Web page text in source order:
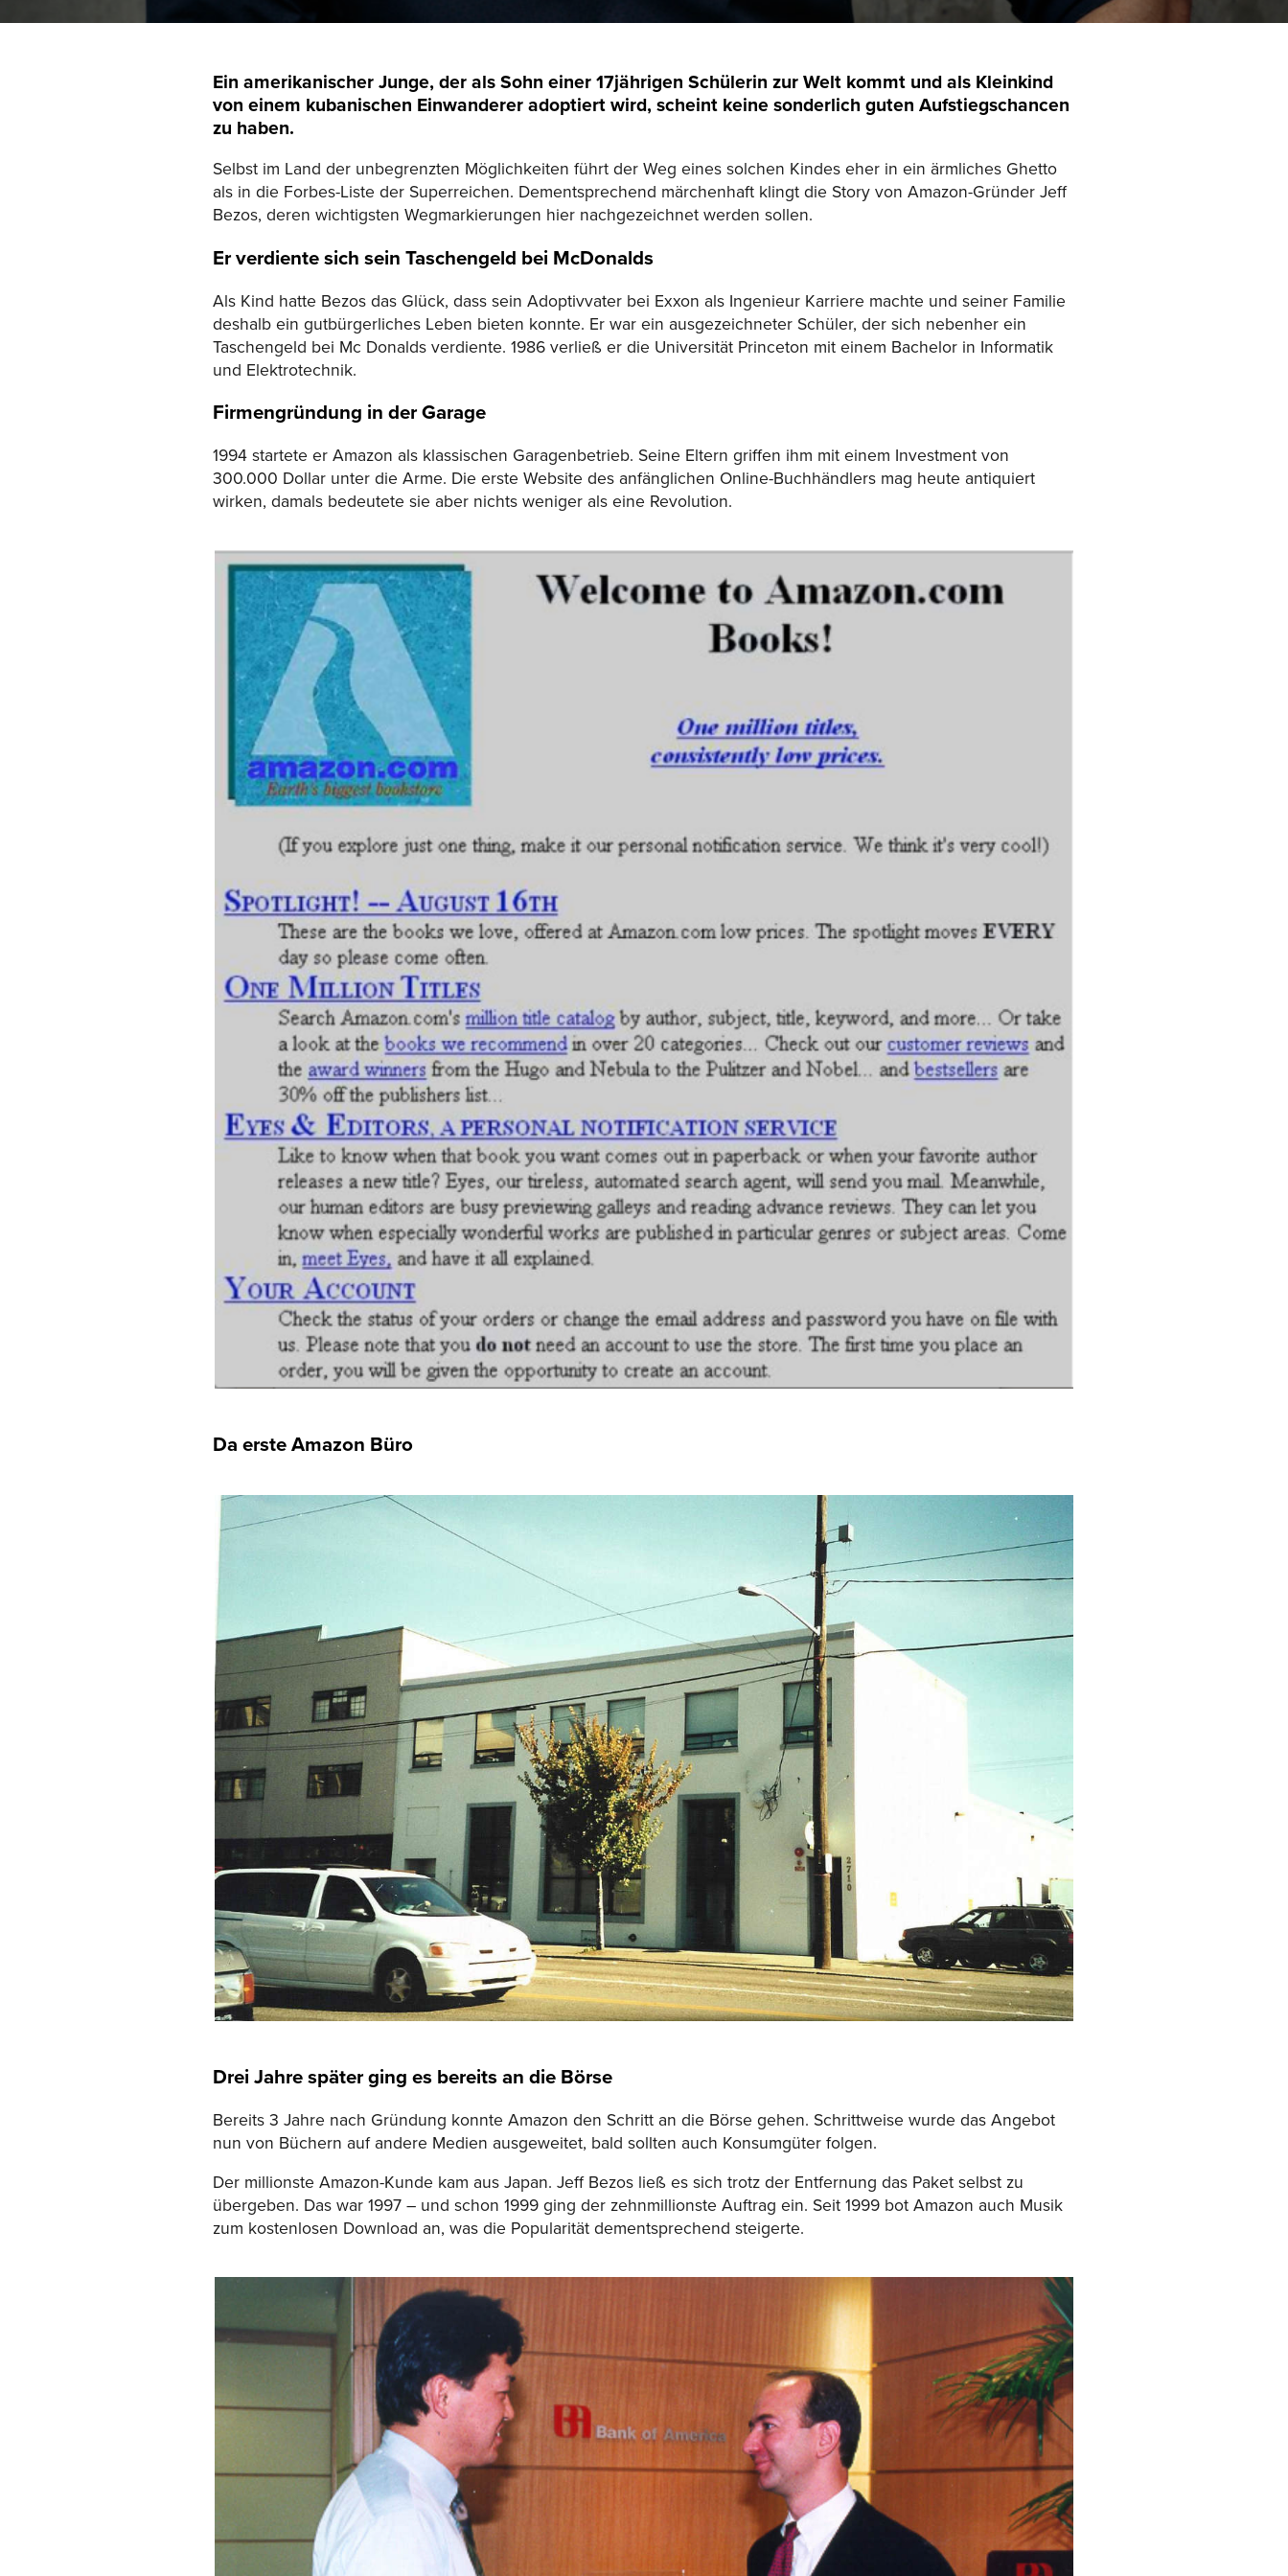
Ein amerikanischer Junge, der als Sohn einer 17jährigen Schülerin zur Welt kommt und als Kleinkind
von einem kubanischen Einwanderer adoptiert wird, scheint keine sonderlich guten Aufstiegschancen
zu haben.
Selbst im Land der unbegrenzten Möglichkeiten führt der Weg eines solchen Kindes eher in ein ärmliches Ghetto
als in die Forbes-Liste der Superreichen. Dementsprechend märchenhaft klingt die Story von Amazon-Gründer Jeff
Bezos, deren wichtigsten Wegmarkierungen hier nachgezeichnet werden sollen.
Er verdiente sich sein Taschengeld bei McDonalds
Als Kind hatte Bezos das Glück, dass sein Adoptivvater bei Exxon als Ingenieur Karriere machte und seiner Familie
deshalb ein gutbürgerliches Leben bieten konnte. Er war ein ausgezeichneter Schüler, der sich nebenher ein
Taschengeld bei Mc Donalds verdiente. 1986 verließ er die Universität Princeton mit einem Bachelor in Informatik
und Elektrotechnik.
Firmengründung in der Garage
1994 startete er Amazon als klassischen Garagenbetrieb. Seine Eltern griffen ihm mit einem Investment von
300.000 Dollar unter die Arme. Die erste Website des anfänglichen Online-Buchhändlers mag heute antiquiert
wirken, damals bedeutete sie aber nichts weniger als eine Revolution.
Da erste Amazon Büro
Drei Jahre später ging es bereits an die Börse
Bereits 3 Jahre nach Gründung konnte Amazon den Schritt an die Börse gehen. Schrittweise wurde das Angebot
nun von Büchern auf andere Medien ausgeweitet, bald sollten auch Konsumgüter folgen.
Der millionste Amazon-Kunde kam aus Japan. Jeff Bezos ließ es sich trotz der Entfernung das Paket selbst zu
übergeben. Das war 1997 – und schon 1999 ging der zehnmillionste Auftrag ein. Seit 1999 bot Amazon auch Musik
zum kostenlosen Download an, was die Popularität dementsprechend steigerte.